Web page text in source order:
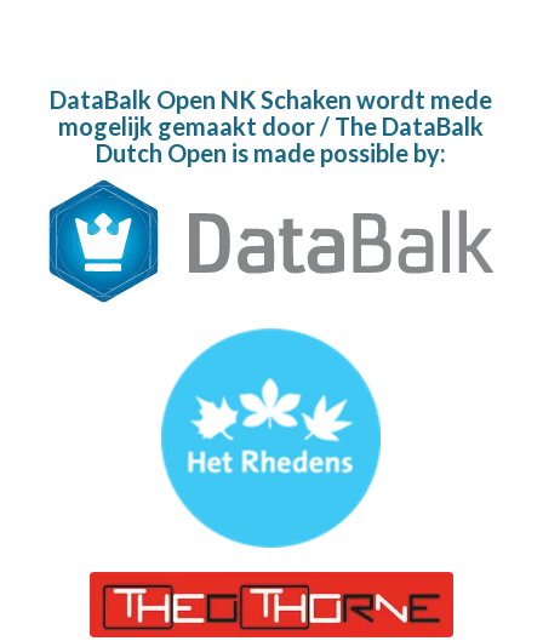
DataBalk Open NK Schaken wordt mede
mogelijk gemaakt door / The DataBalk
Dutch Open is made possible by: